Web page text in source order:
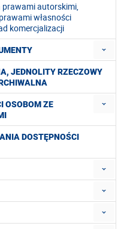
prawami autorskimi,
własności
komercjalizacji
JEDNOLITY RZECZOWY
OSOBOM ZE
DOSTĘPNOŚCI